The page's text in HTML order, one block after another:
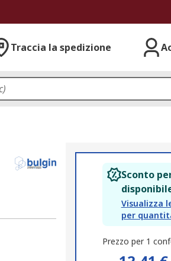
Traccia la spedizione
Sconto
Visualizza
per
Prezzo per 1